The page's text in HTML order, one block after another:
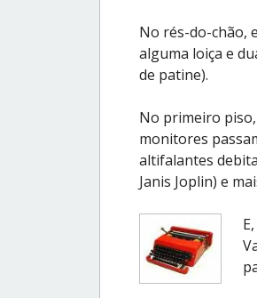
No rés-do-chão,
alguma loiça e
de patine).
No primeiro
monitores
altifalantes
Janis Joplin) e